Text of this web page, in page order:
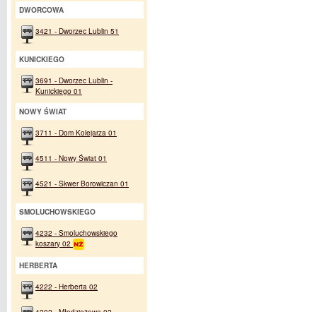
DWORCOWA
3421 - Dworzec Lublin 51
KUNICKIEGO
3691 - Dworzec Lublin -
Kunickiego 01
NOWY ŚWIAT
3711 - Dom Kolejarza 01
4511 - Nowy Świat 01
4521 - Skwer Borowiczan 01
SMOLUCHOWSKIEGO
4232 - Smoluchowskiego
koszary 02
HERBERTA
4222 - Herberta 02